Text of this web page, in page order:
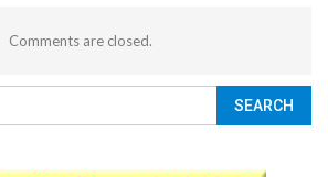
Comments are closed.